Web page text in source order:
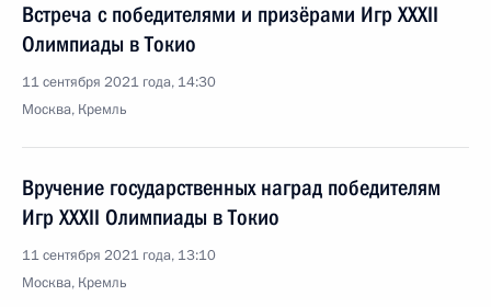
Встреча с победителями и призёрами Игр XXXII
Олимпиады в Токио
11 сентября 2021 года, 14:30
Москва, Кремль
Вручение государственных наград победителям
Игр XXXII Олимпиады в Токио
11 сентября 2021 года, 13:10
Москва, Кремль